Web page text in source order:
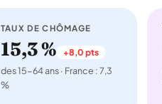
TAUX DE CHÔMAGE
15,3 % +8,0 pts
des 15-64 ans · France : 7,3
%